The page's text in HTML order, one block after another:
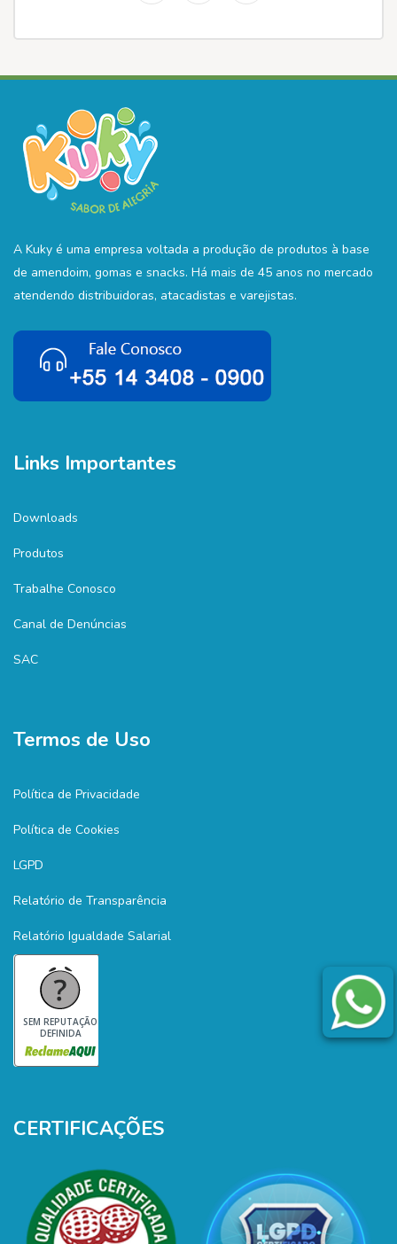
A Kuky é uma empresa voltada a produção de produtos à base
de amendoim, gomas e snacks. Há mais de 45 anos no mercado
atendendo distribuidoras, atacadistas e varejistas.
Links Importantes
Downloads
Produtos
Trabalhe Conosco
Canal de Denúncias
SAC
Termos de Uso
Política de Privacidade
Política de Cookies
LGPD
Relatório de Transparência
Relatório Igualdade Salarial
SEM REPUTAÇÃO
DEFINIDA
CERTIFICAÇÕES